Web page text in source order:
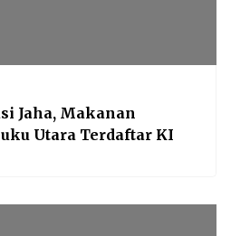
Jaha, Makanan
Utara Terdaftar KI